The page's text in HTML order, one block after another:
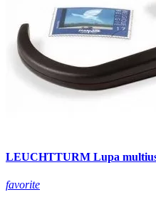
LEUCHTTURM Lupa
favorite